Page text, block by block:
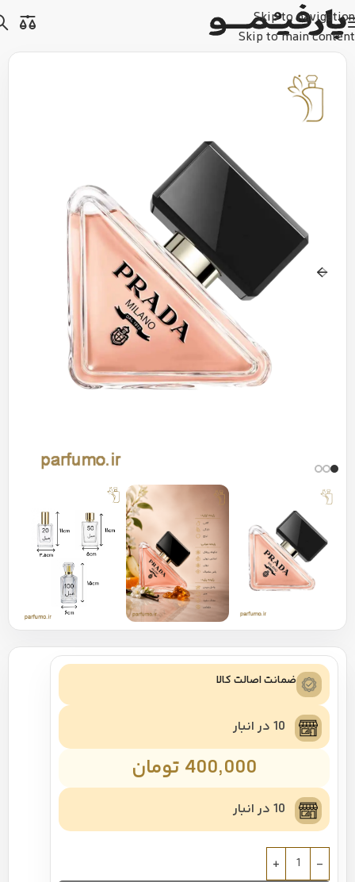
Skip to navigation
Skip to main content
ضمانت اصالت کالا
10 در انبار
400,000 تومان
10 در انبار